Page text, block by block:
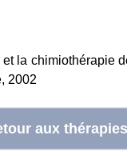
la chimiothérapie
2002
aux thérapies